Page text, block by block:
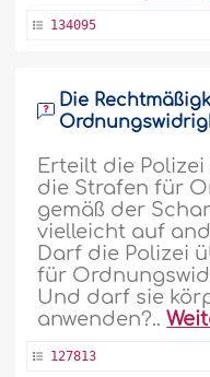
134095
Die
Erteilt die
die Strafen für
gemäß der
vielleicht auf
Darf die Polizei
für
Und darf sie
anwenden?..
127813